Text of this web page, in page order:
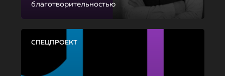
благотворительностью
СПЕЦПРОЕКТ